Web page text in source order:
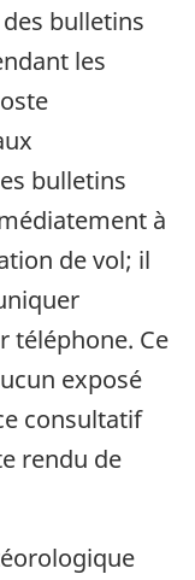
bulletins
les
bulletins
à
de vol; il
téléphone. Ce
exposé
consultatif
rendu de